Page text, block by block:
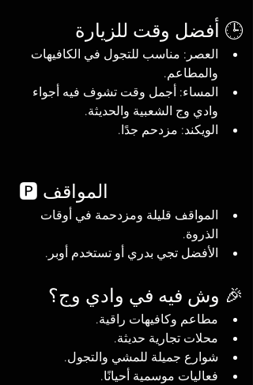
🕒 أفضل وقت للزيارة
العصر: مناسب للتجول في الكافيهات
والمطاعم.
المساء: أجمل وقت تشوف فيه أجواء
وادي وج الشعبية والحديثة.
الويكند: مزدحم جدًا.
🅿️ المواقف
المواقف قليلة ومزدحمة في أوقات
الذروة.
الأفضل تجي بدري أو تستخدم أوبر.
🎉 وش فيه في وادي وج؟
مطاعم وكافيهات راقية.
محلات تجارية حديثة.
شوارع جميلة للمشي والتجول.
فعاليات موسمية أحيانًا.